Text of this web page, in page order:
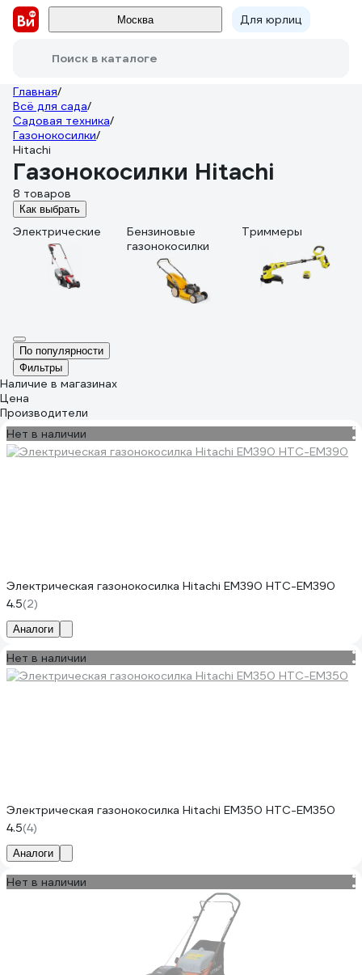
Москва Для юрлиц
Поиск в каталоге
Главная/
Всё для сада/
Садовая техника/
Газонокосилки/
Hitachi
Газонокосилки Hitachi
8 товаров
Как выбрать
Электрические
Бензиновые
газонокосилки
Триммеры
По популярности
Фильтры
Наличие в магазинах
Цена
Производители
Нет в наличии
Электрическая газонокосилка Hitachi EM390 HTC-EM390
4.5(2)
Аналоги
Нет в наличии
Электрическая газонокосилка Hitachi EM350 HTC-EM350
4.5(4)
Аналоги
Нет в наличии